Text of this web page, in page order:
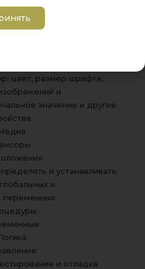
цвет, размер шрифта,
и
значение и другие.
и устанавливать
и
переменных:
и отладка